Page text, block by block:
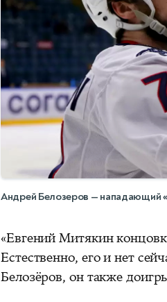
Андрей Белозеров — нападающий
«Евгений Митякин
Естественно, его и нет
Белозёров, он также